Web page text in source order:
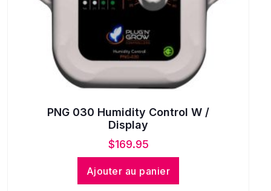
PNG 030 Humidity Control W /
Display
$169.95
Ajouter au panier